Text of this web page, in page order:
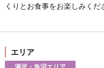
くりとお食事をお楽しみくだ
エリア